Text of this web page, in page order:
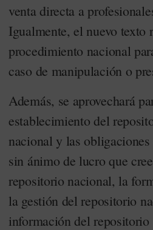
venta directa a
Igualmente, el nuevo texto
procedimiento nacional
caso de manipulación o
Además, se aprovechará
establecimiento del
nacional y las
sin ánimo de lucro que
repositorio nacional, la
la gestión del repositorio
información del repositorio